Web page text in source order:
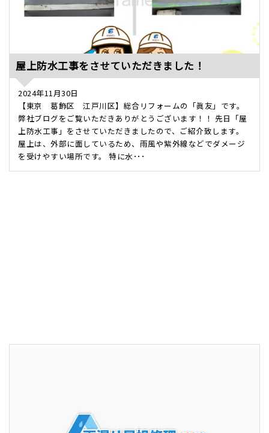
屋上防水工事をさせていただきました！
2024年11月30日
【東京 葛飾区 江戸川区】総合リフォームの「眞友」です。
弊社ブログをご覧いただきありがとうございます！！ 先日「屋
上防水工事」をさせていただきましたので、ご紹介致します。
屋上は、外部に面しているため、雨風や紫外線などでダメージ
を受けやすい場所です。 特に水･･･